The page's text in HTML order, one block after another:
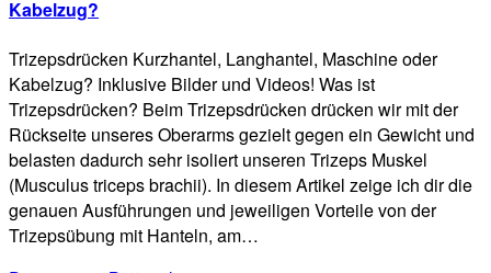
Kabelzug?
Trizepsdrücken Kurzhantel, Langhantel, Maschine oder
Kabelzug? Inklusive Bilder und Videos! Was ist
Trizepsdrücken? Beim Trizepsdrücken drücken wir mit der
Rückseite unseres Oberarms gezielt gegen ein Gewicht und
belasten dadurch sehr isoliert unseren Trizeps Muskel
(Musculus triceps brachii). In diesem Artikel zeige ich dir die
genauen Ausführungen und jeweiligen Vorteile von der
Trizepsübung mit Hanteln, am…